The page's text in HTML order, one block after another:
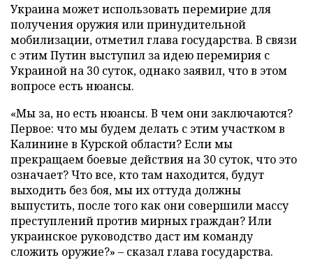
Украина может использовать перемирие для
получения оружия или принудительной
мобилизации, отметил глава государства. В связи
с этим Путин выступил за идею перемирия с
Украиной на 30 суток, однако заявил, что в этом
вопросе есть нюансы.
«Мы за, но есть нюансы. В чем они заключаются?
Первое: что мы будем делать с этим участком в
Калинине в Курской области? Если мы
прекращаем боевые действия на 30 суток, что это
означает? Что все, кто там находится, будут
выходить без боя, мы их оттуда должны
выпустить, после того как они совершили массу
преступлений против мирных граждан? Или
украинское руководство даст им команду
сложить оружие?» – сказал глава государства.